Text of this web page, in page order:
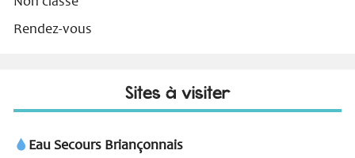
Rendez-vous
Sites à visiter
Eau Secours Briançonnais